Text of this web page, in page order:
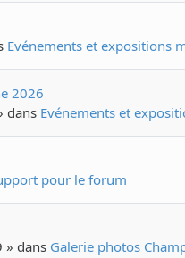
Evénements et expositions
2026
dans Evénements et
pour le forum
» dans Galerie photos